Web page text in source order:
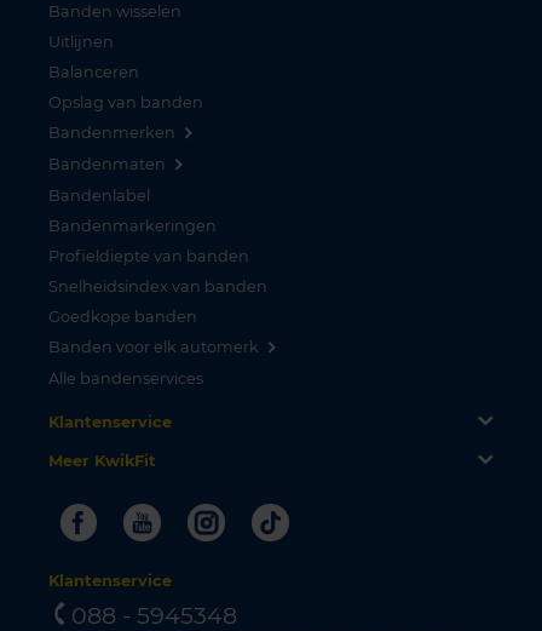
Banden wisselen
Uitlijnen
Balanceren
Opslag van banden
Bandenmerken
Bandenmaten
Bandenlabel
Bandenmarkeringen
Profieldiepte van banden
Snelheidsindex van banden
Goedkope banden
Banden voor elk automerk
Alle bandenservices
Klantenservice
Meer KwikFit
FacebookYoutubeInstagram
Tiktok
Klantenservice
088 - 5945348